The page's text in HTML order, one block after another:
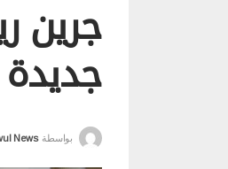
جرين
جديدة
بواسطة News